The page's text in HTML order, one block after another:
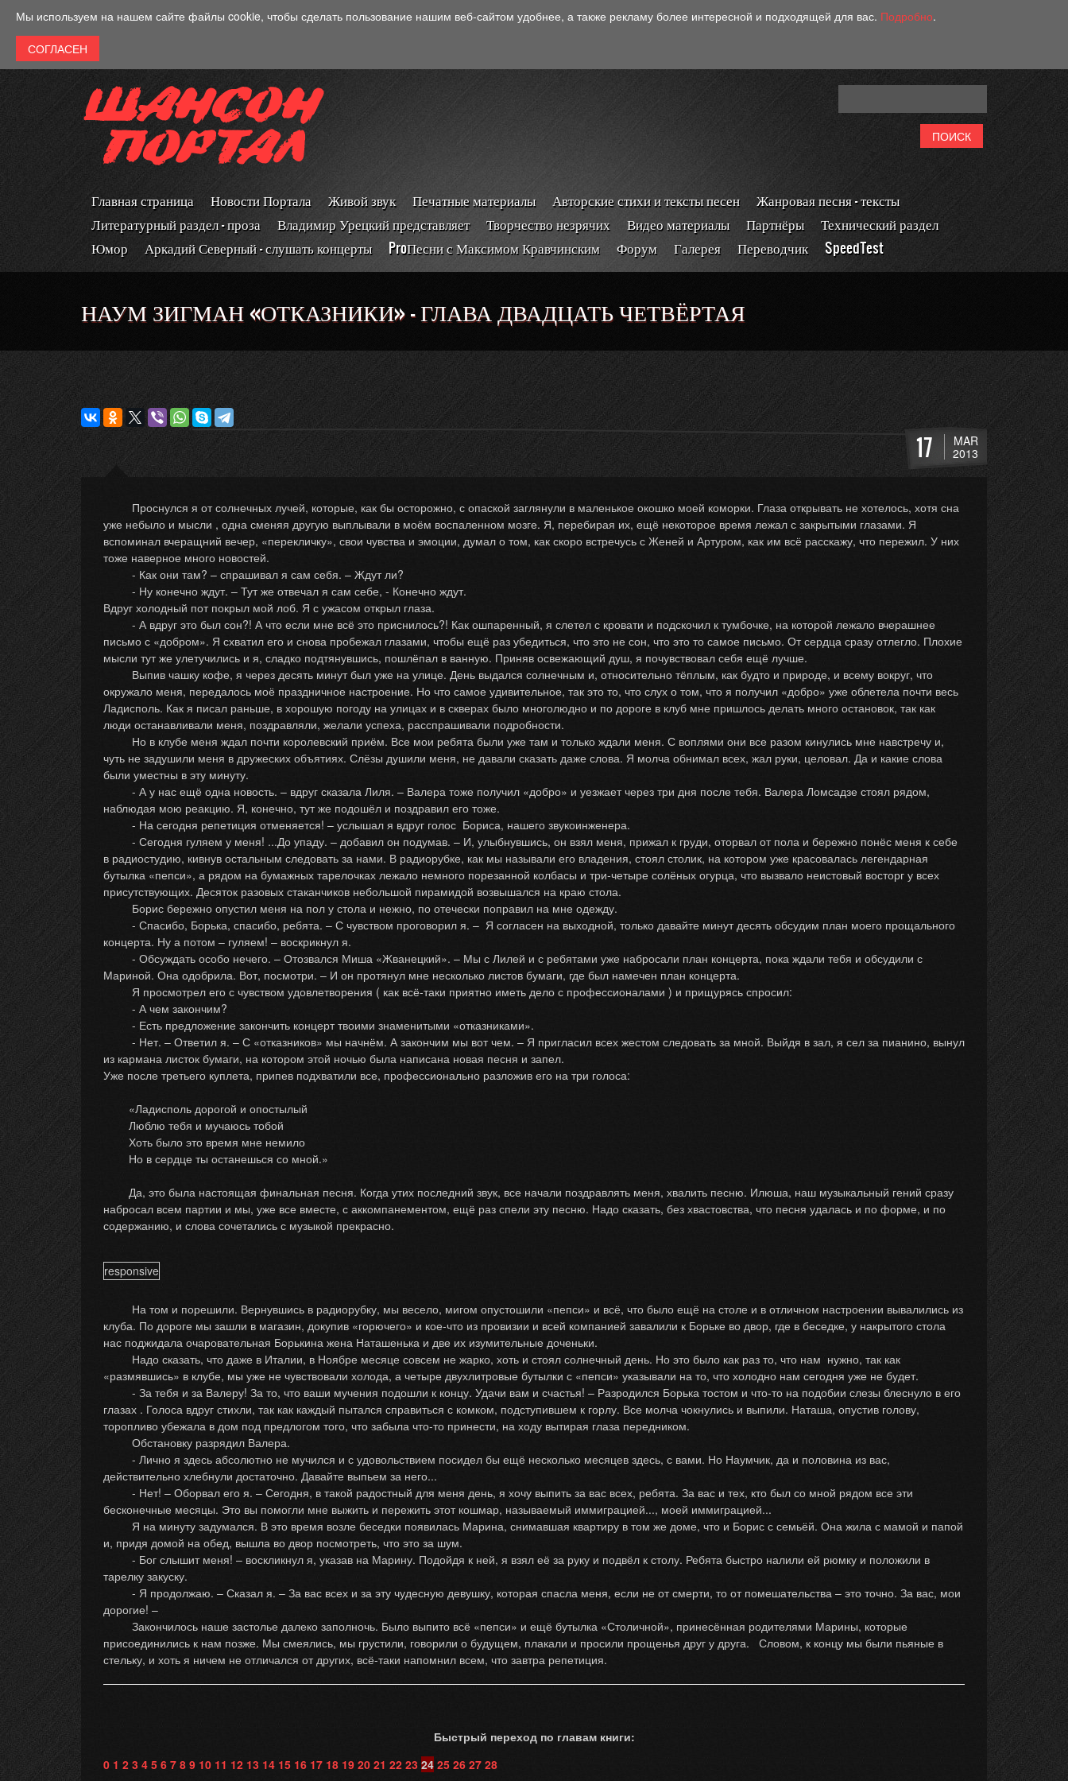
Мы используем на нашем сайте файлы cookie, чтобы сделать пользование нашим веб-сайтом удобнее, а также рекламу более интересной и подходящей для вас. Подробно.
Главная страница Новости Портала Живой звук Печатные материалы Авторские стихи и тексты песен
Жанровая песня - тексты
Литературный раздел - проза
Владимир Урецкий представляет Творчество незрячих Видео материалы Партнёры
Технический раздел
Юмор
Аркадий Северный - слушать концерты ProПесни с Максимом Кравчинским Форум Галерея Переводчик SpeedTest
НАУМ ЗИГМАН «ОТКАЗНИКИ» - ГЛАВА ДВАДЦАТЬ ЧЕТВЁРТАЯ
17
MAR
2013
Проснулся я от солнечных лучей, которые, как бы осторожно, с опаской заглянули в маленькое окошко моей коморки. Глаза открывать не хотелось, хотя сна
уже небыло и мысли , одна сменяя другую выплывали в моём воспаленном мозге. Я, перебирая их, ещё некоторое время лежал с закрытыми глазами. Я
вспоминал вчеращний вечер, «перекличку», свои чувства и эмоции, думал о том, как скоро встречусь с Женей и Артуром, как им всё расскажу, что пережил. У них
тоже наверное много новостей.
- Как они там? – спрашивал я сам себя. – Ждут ли?
- Ну конечно ждут. – Тут же отвечал я сам себе, - Конечно ждут.
Вдруг холодный пот покрыл мой лоб. Я с ужасом открыл глаза.
- А вдруг это был сон?! А что если мне всё это приснилось?! Как ошпаренный, я слетел с кровати и подскочил к тумбочке, на которой лежало вчерашнее
письмо с «добром». Я схватил его и снова пробежал глазами, чтобы ещё раз убедиться, что это не сон, что это то самое письмо. От сердца сразу отлегло. Плохие
мысли тут же улетучились и я, сладко подтянувшись, пошлёпал в ванную. Приняв освежающий душ, я почувствовал себя ещё лучше.
Выпив чашку кофе, я через десять минут был уже на улице. День выдался солнечным и, относительно тёплым, как будто и природе, и всему вокруг, что
окружало меня, передалось моё праздничное настроение. Но что самое удивительное, так это то, что слух о том, что я получил «добро» уже облетела почти весь
Ладисполь. Как я писал раньше, в хорошую погоду на улицах и в скверах было многолюдно и по дороге в клуб мне пришлось делать много остановок, так как
люди останавливали меня, поздравляли, желали успеха, расспрашивали подробности.
Но в клубе меня ждал почти королевский приём. Все мои ребята были уже там и только ждали меня. С воплями они все разом кинулись мне навстречу и,
чуть не задушили меня в дружеских объятиях. Слёзы душили меня, не давали сказать даже слова. Я молча обнимал всех, жал руки, целовал. Да и какие слова
были уместны в эту минуту.
- А у нас ещё одна новость. – вдруг сказала Лиля. – Валера тоже получил «добро» и уезжает через три дня после тебя. Валера Ломсадзе стоял рядом,
наблюдая мою реакцию. Я, конечно, тут же подошёл и поздравил его тоже.
- На сегодня репетиция отменяется! – услышал я вдруг голос Бориса, нашего звукоинженера.
- Сегодня гуляем у меня! ...До упаду. – добавил он подумав. – И, улыбнувшись, он взял меня, прижал к груди, оторвал от пола и бережно понёс меня к себе
в радиостудию, кивнув остальным следовать за нами. В радиорубке, как мы называли его владения, стоял столик, на котором уже красовалась легендарная
бутылка «пепси», а рядом на бумажных тарелочках лежало немного порезанной колбасы и три-четыре солёных огурца, что вызвало неистовый восторг у всех
присутствующих. Десяток разовых стаканчиков небольшой пирамидой возвышался на краю стола.
Борис бережно опустил меня на пол у стола и нежно, по отечески поправил на мне одежду.
- Спасибо, Борька, спасибо, ребята. – С чувством проговорил я. – Я согласен на выходной, только давайте минут десять обсудим план моего прощального
концерта. Ну а потом – гуляем! – воскрикнул я.
- Обсуждать особо нечего. – Отозвался Миша «Жванецкий». – Мы с Лилей и с ребятами уже набросали план концерта, пока ждали тебя и обсудили с
Мариной. Она одобрила. Вот, посмотри. – И он протянул мне несколько листов бумаги, где был намечен план концерта.
Я просмотрел его с чувством удовлетворения ( как всё-таки приятно иметь дело с профессионалами ) и прищурясь спросил:
- А чем закончим?
- Есть предложение закончить концерт твоими знаменитыми «отказниками».
- Нет. – Ответил я. – С «отказников» мы начнём. А закончим мы вот чем. – Я пригласил всех жестом следовать за мной. Выйдя в зал, я сел за пианино, вынул
из кармана листок бумаги, на котором этой ночью была написана новая песня и запел.
Уже после третьего куплета, припев подхватили все, профессионально разложив его на три голоса:
«Ладисполь дорогой и опостылый
Люблю тебя и мучаюсь тобой
Хоть было это время мне немило
Но в сердце ты останешься со мной.»
Да, это была настоящая финальная песня. Когда утих последний звук, все начали поздравлять меня, хвалить песню. Илюша, наш музыкальный гений сразу
набросал всем партии и мы, уже все вместе, с аккомпанементом, ещё раз спели эту песню. Надо сказать, без хвастовства, что песня удалась и по форме, и по
содержанию, и слова сочетались с музыкой прекрасно.
responsive
На том и порешили. Вернувшись в радиорубку, мы весело, мигом опустошили «пепси» и всё, что было ещё на столе и в отличном настроении вывалились из
клуба. По дороге мы зашли в магазин, докупив «горючего» и кое-что из провизии и всей компанией завалили к Борьке во двор, где в беседке, у накрытого стола
нас поджидала очаровательная Борькина жена Наташенька и две их изумительные доченьки.
Надо сказать, что даже в Италии, в Ноябре месяце совсем не жарко, хоть и стоял солнечный день. Но это было как раз то, что нам нужно, так как
«размявшись» в клубе, мы уже не чувствовали холода, а четыре двухлитровые бутылки с «пепси» указывали на то, что холодно нам сегодня уже не будет.
- За тебя и за Валеру! За то, что ваши мучения подошли к концу. Удачи вам и счастья! – Разродился Борька тостом и что-то на подобии слезы блеснуло в его
глазах . Голоса вдруг стихли, так как каждый пытался справиться с комком, подступившем к горлу. Все молча чокнулись и выпили. Наташа, опустив голову,
торопливо убежала в дом под предлогом того, что забыла что-то принести, на ходу вытирая глаза передником.
Обстановку разрядил Валера.
- Лично я здесь абсолютно не мучился и с удовольствием посидел бы ещё несколько месяцев здесь, с вами. Но Наумчик, да и половина из вас,
действительно хлебнули достаточно. Давайте выпьем за него...
- Нет! – Оборвал его я. – Сегодня, в такой радостный для меня день, я хочу выпить за вас всех, ребята. За вас и тех, кто был со мной рядом все эти
бесконечные месяцы. Это вы помогли мне выжить и пережить этот кошмар, называемый иммиграцией..., моей иммиграцией...
Я на минуту задумался. В это время возле беседки появилась Марина, снимавшая квартиру в том же доме, что и Борис с семьёй. Она жила с мамой и папой
и, придя домой на обед, вышла во двор посмотреть, что это за шум.
- Бог слышит меня! – воскликнул я, указав на Марину. Подойдя к ней, я взял её за руку и подвёл к столу. Ребята быстро налили ей рюмку и положили в
тарелку закуску.
- Я продолжаю. – Сказал я. – За вас всех и за эту чудесную девушку, которая спасла меня, если не от смерти, то от помешательства – это точно. За вас, мои
дорогие! –
Закончилось наше застолье далеко заполночь. Было выпито всё «пепси» и ещё бутылка «Столичной», принесённая родителями Марины, которые
присоединились к нам позже. Мы смеялись, мы грустили, говорили о будущем, плакали и просили прощенья друг у друга. Словом, к концу мы были пьяные в
стельку, и хоть я ничем не отличался от других, всё-таки напомнил всем, что завтра репетиция.
Быстрый переход по главам книги:
0 1 2 3 4 5 6 7 8 9 10 11 12 13 14 15 16 17 18 19 20 21 22 23 24 25 26 27 28